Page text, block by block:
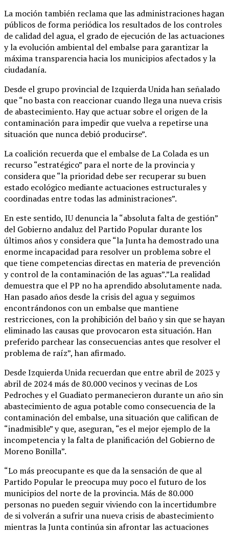
La moción también reclama que las administraciones hagan
públicos de forma periódica los resultados de los controles
de calidad del agua, el grado de ejecución de las actuaciones
y la evolución ambiental del embalse para garantizar la
máxima transparencia hacia los municipios afectados y la
ciudadanía.
Desde el grupo provincial de Izquierda Unida han señalado
que “no basta con reaccionar cuando llega una nueva crisis
de abastecimiento. Hay que actuar sobre el origen de la
contaminación para impedir que vuelva a repetirse una
situación que nunca debió producirse”.
La coalición recuerda que el embalse de La Colada es un
recurso “estratégico” para el norte de la provincia y
considera que “la prioridad debe ser recuperar su buen
estado ecológico mediante actuaciones estructurales y
coordinadas entre todas las administraciones”.
En este sentido, IU denuncia la “absoluta falta de gestión”
del Gobierno andaluz del Partido Popular durante los
últimos años y considera que “la Junta ha demostrado una
enorme incapacidad para resolver un problema sobre el
que tiene competencias directas en materia de prevención
y control de la contaminación de las aguas”.”La realidad
demuestra que el PP no ha aprendido absolutamente nada.
Han pasado años desde la crisis del agua y seguimos
encontrándonos con un embalse que mantiene
restricciones, con la prohibición del baño y sin que se hayan
eliminado las causas que provocaron esta situación. Han
preferido parchear las consecuencias antes que resolver el
problema de raíz”, han afirmado.
Desde Izquierda Unida recuerdan que entre abril de 2023 y
abril de 2024 más de 80.000 vecinos y vecinas de Los
Pedroches y el Guadiato permanecieron durante un año sin
abastecimiento de agua potable como consecuencia de la
contaminación del embalse, una situación que califican de
“inadmisible” y que, aseguran, “es el mejor ejemplo de la
incompetencia y la falta de planificación del Gobierno de
Moreno Bonilla”.
“Lo más preocupante es que da la sensación de que al
Partido Popular le preocupa muy poco el futuro de los
municipios del norte de la provincia. Más de 80.000
personas no pueden seguir viviendo con la incertidumbre
de si volverán a sufrir una nueva crisis de abastecimiento
mientras la Junta continúa sin afrontar las actuaciones